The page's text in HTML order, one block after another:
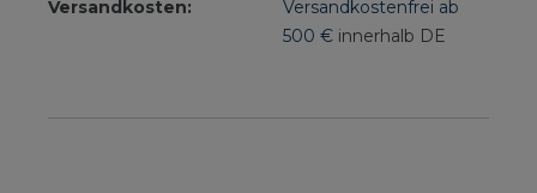
Versandkosten:
Versandkostenfrei ab
500 € innerhalb DE